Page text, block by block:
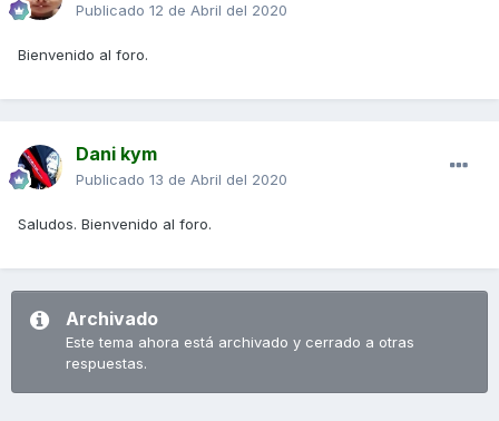
Publicado 12 de Abril del 2020
Bienvenido al foro.
Dani kym
Publicado 13 de Abril del 2020
Saludos. Bienvenido al foro.
Archivado
Este tema ahora está archivado y cerrado a otras
respuestas.